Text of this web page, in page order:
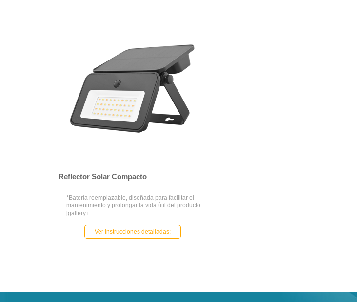
Reflector Solar Compacto
*Batería reemplazable, diseñada para facilitar el
mantenimiento y prolongar la vida útil del producto.
[gallery i...
Ver instrucciones detalladas: